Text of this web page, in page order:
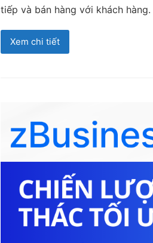
tiếp và bán hàng với khách
Xem chi tiết